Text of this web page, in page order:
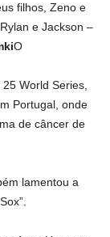
filhos, Zeno e
e Jackson –
O
World Series,
Portugal, onde
de câncer de
lamentou a